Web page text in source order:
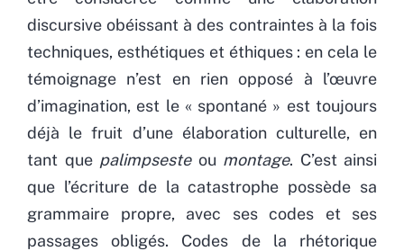
discursive obéissant à des contraintes à la fois
techniques, esthétiques et éthiques : en cela le
témoignage n’est en rien opposé à l’œuvre
d’imagination, est le « spontané » est toujours
déjà le fruit d’une élaboration culturelle, en
tant que palimpsesteou montage. C’est ainsi
que l’écriture de la catastrophe possède sa
grammaire propre, avec ses codes et ses
passages obligés. Codes de la rhétorique